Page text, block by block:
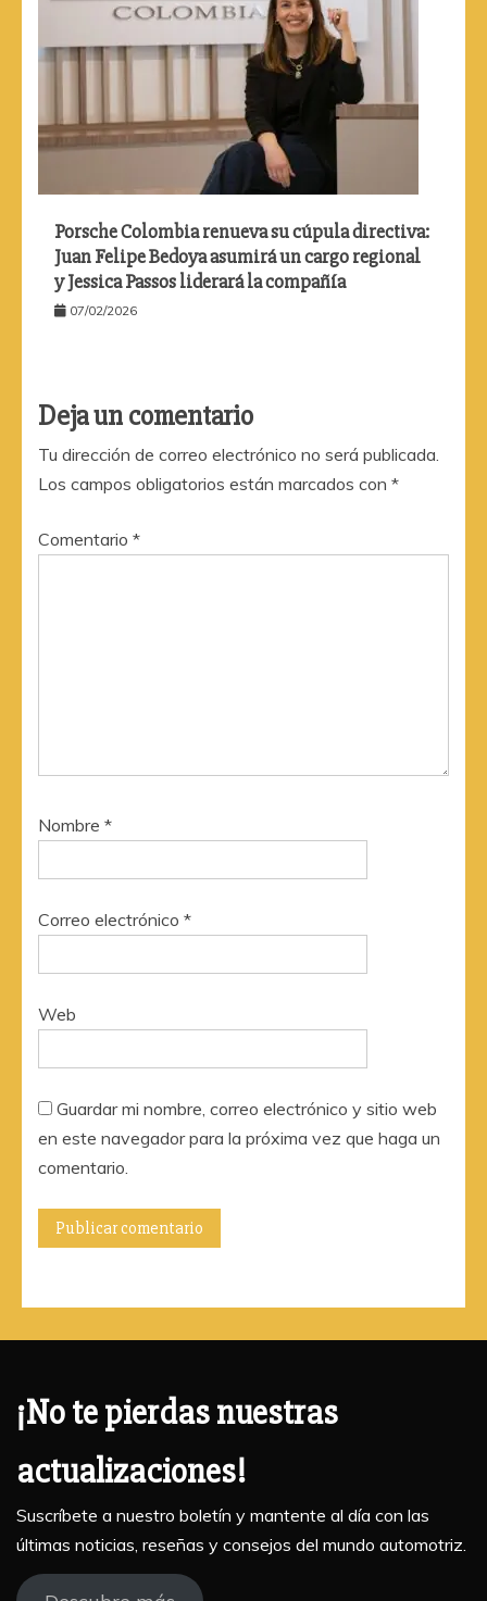
Porsche Colombia renueva su cúpula directiva:
Juan Felipe Bedoya asumirá un cargo regional
y Jessica Passos liderará la compañía
07/02/2026
Deja un comentario
Tu dirección de correo electrónico no será publicada.
Los campos obligatorios están marcados con *
Comentario *
Nombre *
Correo electrónico *
Web
Guardar mi nombre, correo electrónico y sitio web
en este navegador para la próxima vez que haga un
comentario.
¡No te pierdas nuestras
actualizaciones!
Suscríbete a nuestro boletín y mantente al día con las
últimas noticias, reseñas y consejos del mundo automotriz.